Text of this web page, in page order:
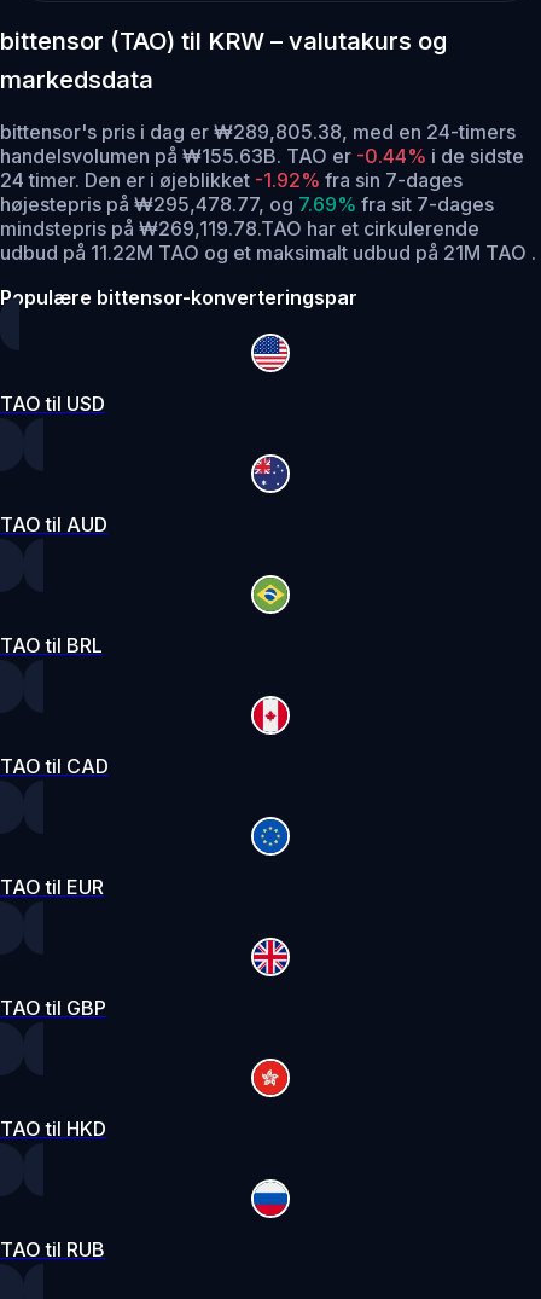
bittensor (TAO) til KRW – valutakurs og
markedsdata
bittensor's pris i dag er ₩289,805.38, med en 24-timers
handelsvolumen på ₩155.63B. TAO er -0.44% i de sidste
24 timer. Den er i øjeblikket -1.92% fra sin 7-dages
højestepris på ₩295,478.77, og 7.69% fra sit 7-dages
mindstepris på ₩269,119.78.TAO har et cirkulerende
udbud på 11.22M TAO og et maksimalt udbud på 21M TAO .
Populære bittensor-konverteringspar
TAO til USD
TAO til AUD
TAO til BRL
TAO til CAD
TAO til EUR
TAO til GBP
TAO til HKD
TAO til RUB